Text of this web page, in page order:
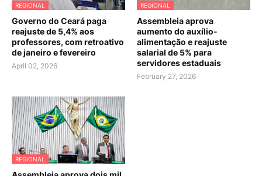
REGIONAL
Governo do Ceará paga
reajuste de 5,4% aos
professores, com retroativo
de janeiro e fevereiro
April 02, 2026
REGIONAL
Assembleia aprova
aumento do auxílio-
alimentação e reajuste
salarial de 5% para
servidores estaduais
February 27, 2026
REGIONAL